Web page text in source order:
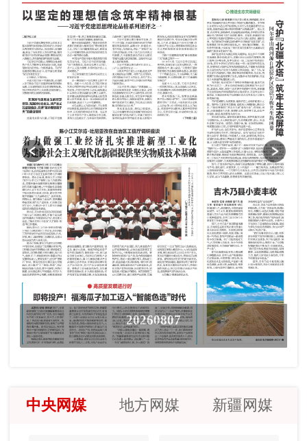
20260807
中央网媒 地方网媒 新疆网媒